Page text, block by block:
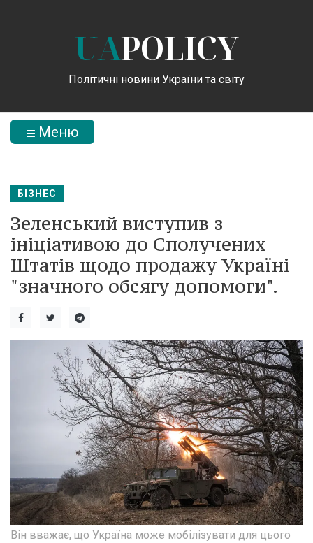
UAPOLICY
Політичні новини України та світу
Меню
БІЗНЕС
Зеленський виступив з
ініціативою до Сполучених
Штатів щодо продажу Україні
"значного обсягу допомоги".
Він вважає, що Україна може мобілізувати для цього